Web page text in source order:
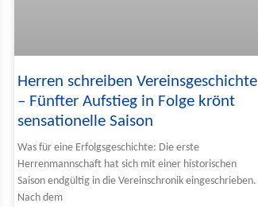
Herren schreiben Vereinsgeschichte
– Fünfter Aufstieg in Folge krönt
sensationelle Saison
Was für eine Erfolgsgeschichte: Die erste
Herrenmannschaft hat sich mit einer historischen
Saison endgültig in die Vereinschronik eingeschrieben.
Nach dem